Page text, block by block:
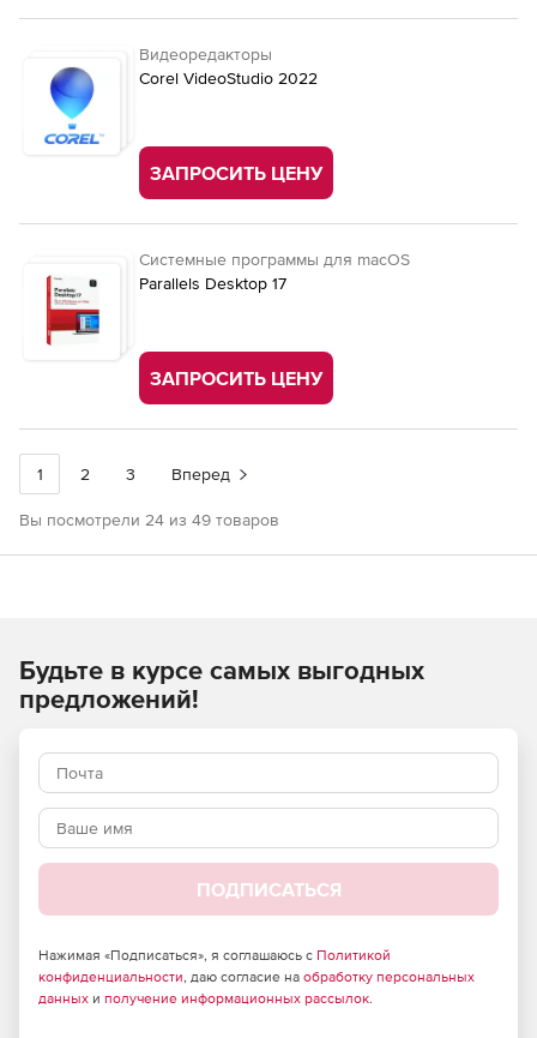
Видеоредакторы
Corel VideoStudio 2022
ЗАПРОСИТЬ ЦЕНУ
Системные программы для macOS
Parallels Desktop 17
ЗАПРОСИТЬ ЦЕНУ
1 2 3 Вперед
Вы посмотрели 24 из 49 товаров
Будьте в курсе самых выгодных
предложений!
ПОДПИСАТЬСЯ
Нажимая «Подписаться», я соглашаюсь с Политикой
конфиденциальности, даю согласие на обработку персональных
данных и получение информационных рассылок.